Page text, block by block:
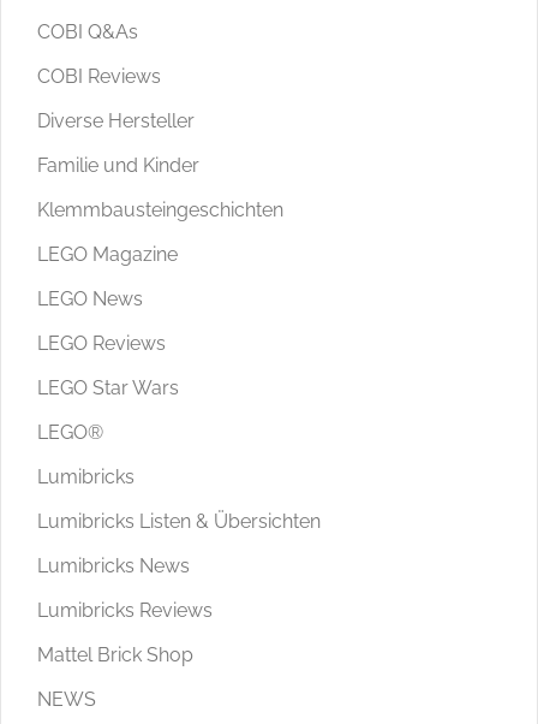
COBI Q&As
COBI Reviews
Diverse Hersteller
Familie und Kinder
Klemmbausteingeschichten
LEGO Magazine
LEGO News
LEGO Reviews
LEGO Star Wars
LEGO®
Lumibricks
Lumibricks Listen & Übersichten
Lumibricks News
Lumibricks Reviews
Mattel Brick Shop
NEWS